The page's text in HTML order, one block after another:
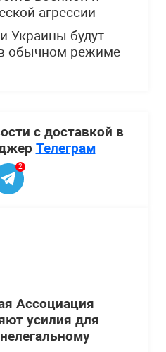
агрессии
Украины будут
обычном режиме
с доставкой в
Телеграм
2
Ассоциация
усилия для